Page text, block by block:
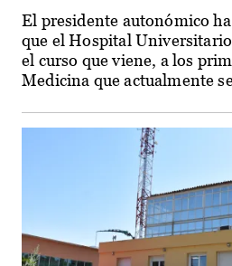
El presidente autonómico
que el Hospital Universitario
el curso que viene, a los
Medicina que actualmente